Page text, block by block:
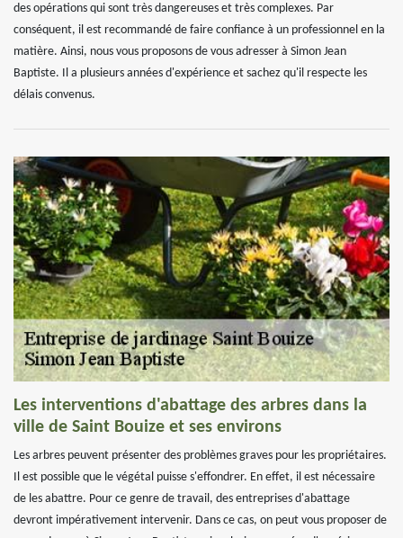
des opérations qui sont très dangereuses et très complexes. Par
conséquent, il est recommandé de faire confiance à un professionnel en la
matière. Ainsi, nous vous proposons de vous adresser à Simon Jean
Baptiste. Il a plusieurs années d'expérience et sachez qu'il respecte les
délais convenus.
Les interventions d'abattage des arbres dans la
ville de Saint Bouize et ses environs
Les arbres peuvent présenter des problèmes graves pour les propriétaires.
Il est possible que le végétal puisse s'effondrer. En effet, il est nécessaire
de les abattre. Pour ce genre de travail, des entreprises d'abattage
devront impérativement intervenir. Dans ce cas, on peut vous proposer de